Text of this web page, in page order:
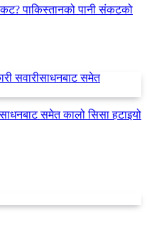
पाकिस्तानको पानी संकटको
समेत कालो सिसा हटाइयो